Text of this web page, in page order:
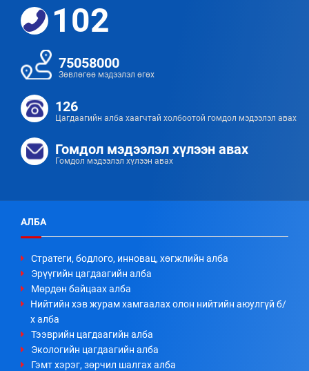
102
75058000
Зөвлөгөө мэдээлэл өгөх
126
Цагдаагийн алба хаагчтай холбоотой гомдол мэдээлэл авах
Гомдол мэдээлэл хүлээн авах
Гомдол мэдээлэл хүлээн авах
АЛБА
Стратеги, бодлого, инновац, хөгжлийн алба
Эрүүгийн цагдаагийн алба
Мөрдөн байцаах алба
Нийтийн хэв журам хамгаалах олон нийтийн аюулгүй б/
х алба
Тээврийн цагдаагийн алба
Экологийн цагдаагийн алба
Гэмт хэрэг, зөрчил шалгах алба